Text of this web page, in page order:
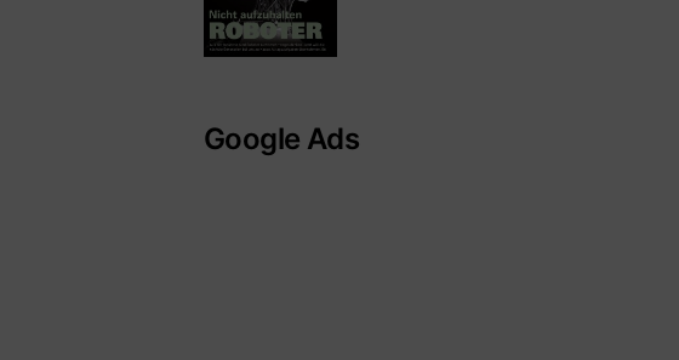
Google Ads